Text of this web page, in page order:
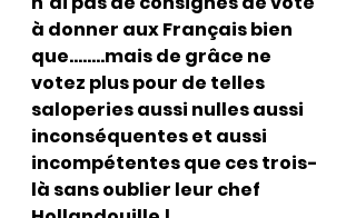
à donner aux Français bien
que……..mais de grâce ne
votez plus pour de telles
saloperies aussi nulles aussi
inconséquentes et aussi
incompétentes que ces trois-
là sans oublier leur chef